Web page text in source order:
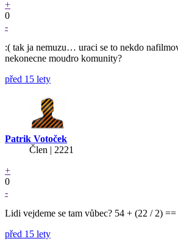
+
0
-
:( tak ja nemuzu… uraci se to nekdo
nekonecne moudro komunity?
před 15 lety
Patrik Votoček
Člen | 2221
+
0
-
Lidi vejdeme se tam vůbec? 54 + (22 / 2) ==
před 15 lety